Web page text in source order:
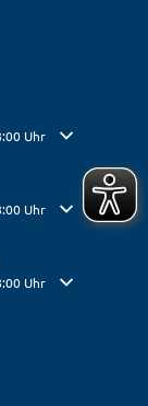
auszublenden
Uhr
auszublenden
Uhr
auszublenden
Uhr